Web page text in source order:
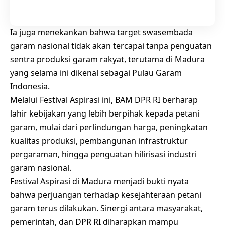
Ia juga menekankan bahwa target swasembada
garam nasional tidak akan tercapai tanpa penguatan
sentra produksi garam rakyat, terutama di Madura
yang selama ini dikenal sebagai Pulau Garam
Indonesia.
Melalui Festival Aspirasi ini, BAM DPR RI berharap
lahir kebijakan yang lebih berpihak kepada petani
garam, mulai dari perlindungan harga, peningkatan
kualitas produksi, pembangunan infrastruktur
pergaraman, hingga penguatan hilirisasi industri
garam nasional.
Festival Aspirasi di Madura menjadi bukti nyata
bahwa perjuangan terhadap kesejahteraan petani
garam terus dilakukan. Sinergi antara masyarakat,
pemerintah, dan DPR RI diharapkan mampu